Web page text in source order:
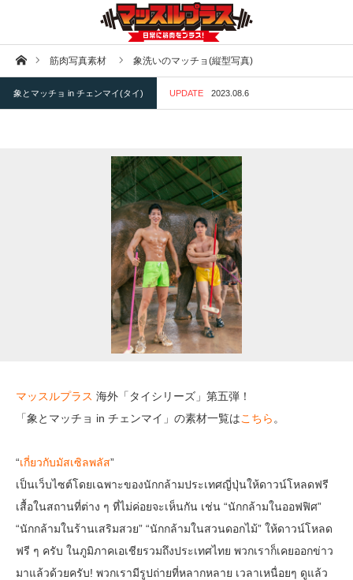
ホーム筋肉写真素材 象洗いのマッチョ(縦型写真)
象とマッチョ in チェンマイ(タイ) UPDATE 2023.08.6
マッスルプラス 海外「タイシリーズ」第五弾！
「象とマッチョ in チェンマイ」の素材一覧はこちら 。
“เกี่ยวกับมัสเซิลพลัส”
เป็นเว็บไซต์โดยเฉพาะของนักกล้ามประเทศญี่ปุ่นให้ดาวน์โหลดฟรี
เสื้อในสถานที่ต่าง ๆ ที่ไม่ค่อยจะเห็นกัน เช่น “นักกล้ามในออฟฟิศ”
“นักกล้ามในร้านเสริมสวย” “นักกล้ามในสวนดอกไม้” ให้ดาวน์โหลด
ฟรี ๆ ครับ ในภูมิภาคเอเชียรวมถึงประเทศไทย พวกเราก็เคยออกข่าว
มาแล้วด้วยครับ! พวกเรามีรูปถ่ายที่หลากหลาย เวลาเหนื่อยๆ ดูแล้ว